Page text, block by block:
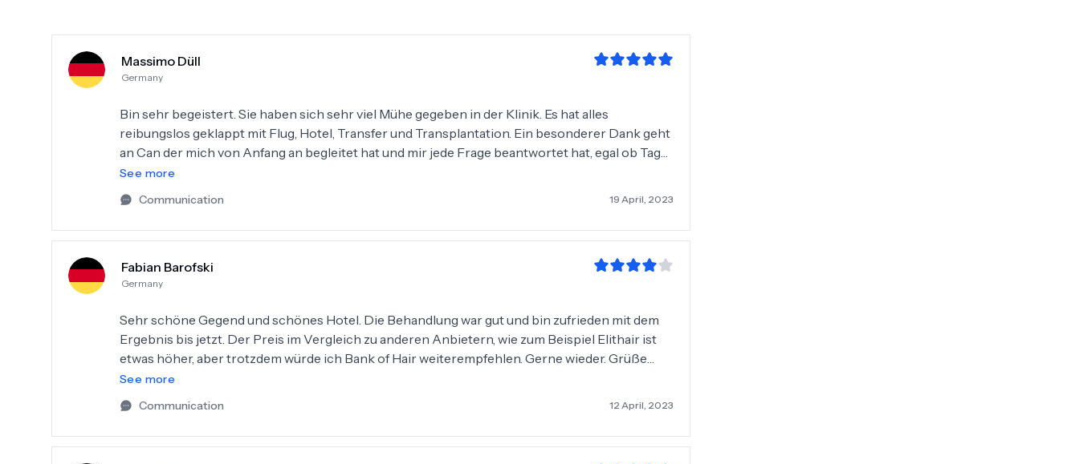
Massimo Düll
Germany
Bin sehr begeistert. Sie haben sich sehr viel Mühe gegeben in der Klinik. Es hat alles
reibungslos geklappt mit Flug, Hotel, Transfer und Transplantation. Ein besonderer Dank geht
an Can der mich von Anfang an begleitet hat und mir jede Frage beantwortet hat, egal ob Tag
oder Nacht. Er hat sich sehr viel Mühe gegeben. Ich kann Bank of Hair jedem weiterempfehlen
der drüber nachdenkt eine Haartransplantation zu machen. Es war die beste Entscheidung
dort hinzu gehen.
See more
Communication
19 April, 2023
Fabian Barofski
Germany
Sehr schöne Gegend und schönes Hotel. Die Behandlung war gut und bin zufrieden mit dem
Ergebnis bis jetzt. Der Preis im Vergleich zu anderen Anbietern, wie zum Beispiel Elithair ist
etwas höher, aber trotzdem würde ich Bank of Hair weiterempfehlen. Gerne wieder. Grüße
gehen raus an Herrn Müsli. =)
See more
Communication
12 April, 2023